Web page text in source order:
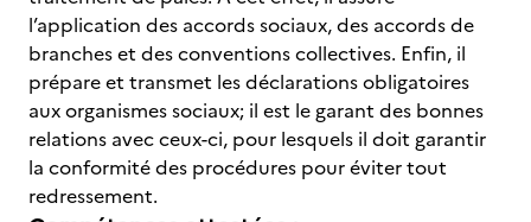
l’application des accords sociaux, des accords de
branches et des conventions collectives. Enfin, il
prépare et transmet les déclarations obligatoires
aux organismes sociaux; il est le garant des bonnes
relations avec ceux-ci, pour lesquels il doit garantir
la conformité des procédures pour éviter tout
redressement.